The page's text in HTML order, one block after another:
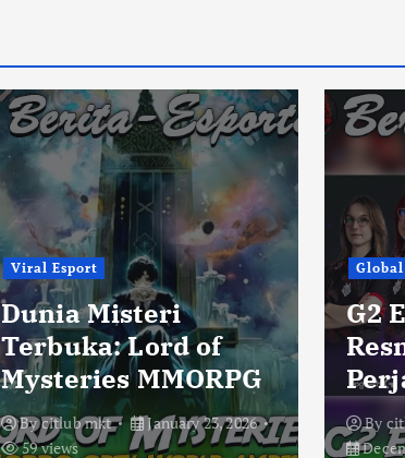
Viral Esport
Dunia Misteri
Terbuka: Lord of
Mysteries MMORPG
Bycitlub mkt
January 23, 2026
59 views
G2
By